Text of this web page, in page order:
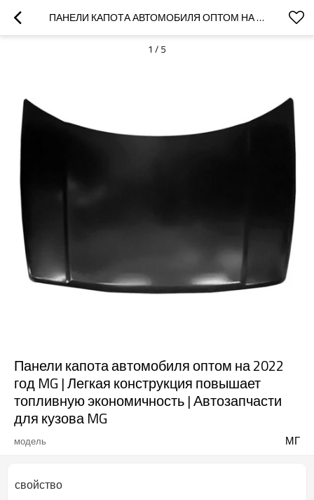
ПАНЕЛИ КАПОТА АВТОМОБИЛЯ ОПТОМ НА 2022 ГОД MG | ЛЕГКАЯ КОНСТРУКЦИЯ ПОВЫШАЕТ ТОПЛИВНУЮ ЭКОНОМИЧНОСТЬ | АВТОЗАПЧАСТИ ДЛЯ КУЗОВА MG
1 / 5
Панели капота автомобиля оптом на 2022
год MG | Легкая конструкция повышает
топливную экономичность | Автозапчасти
для кузова MG
модель МГ
свойство